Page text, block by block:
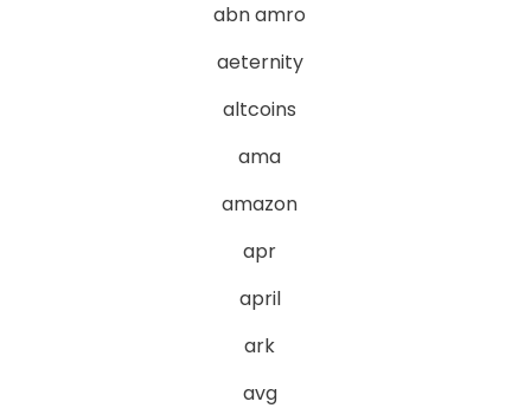
abn amro
aeternity
altcoins
ama
amazon
apr
april
ark
avg